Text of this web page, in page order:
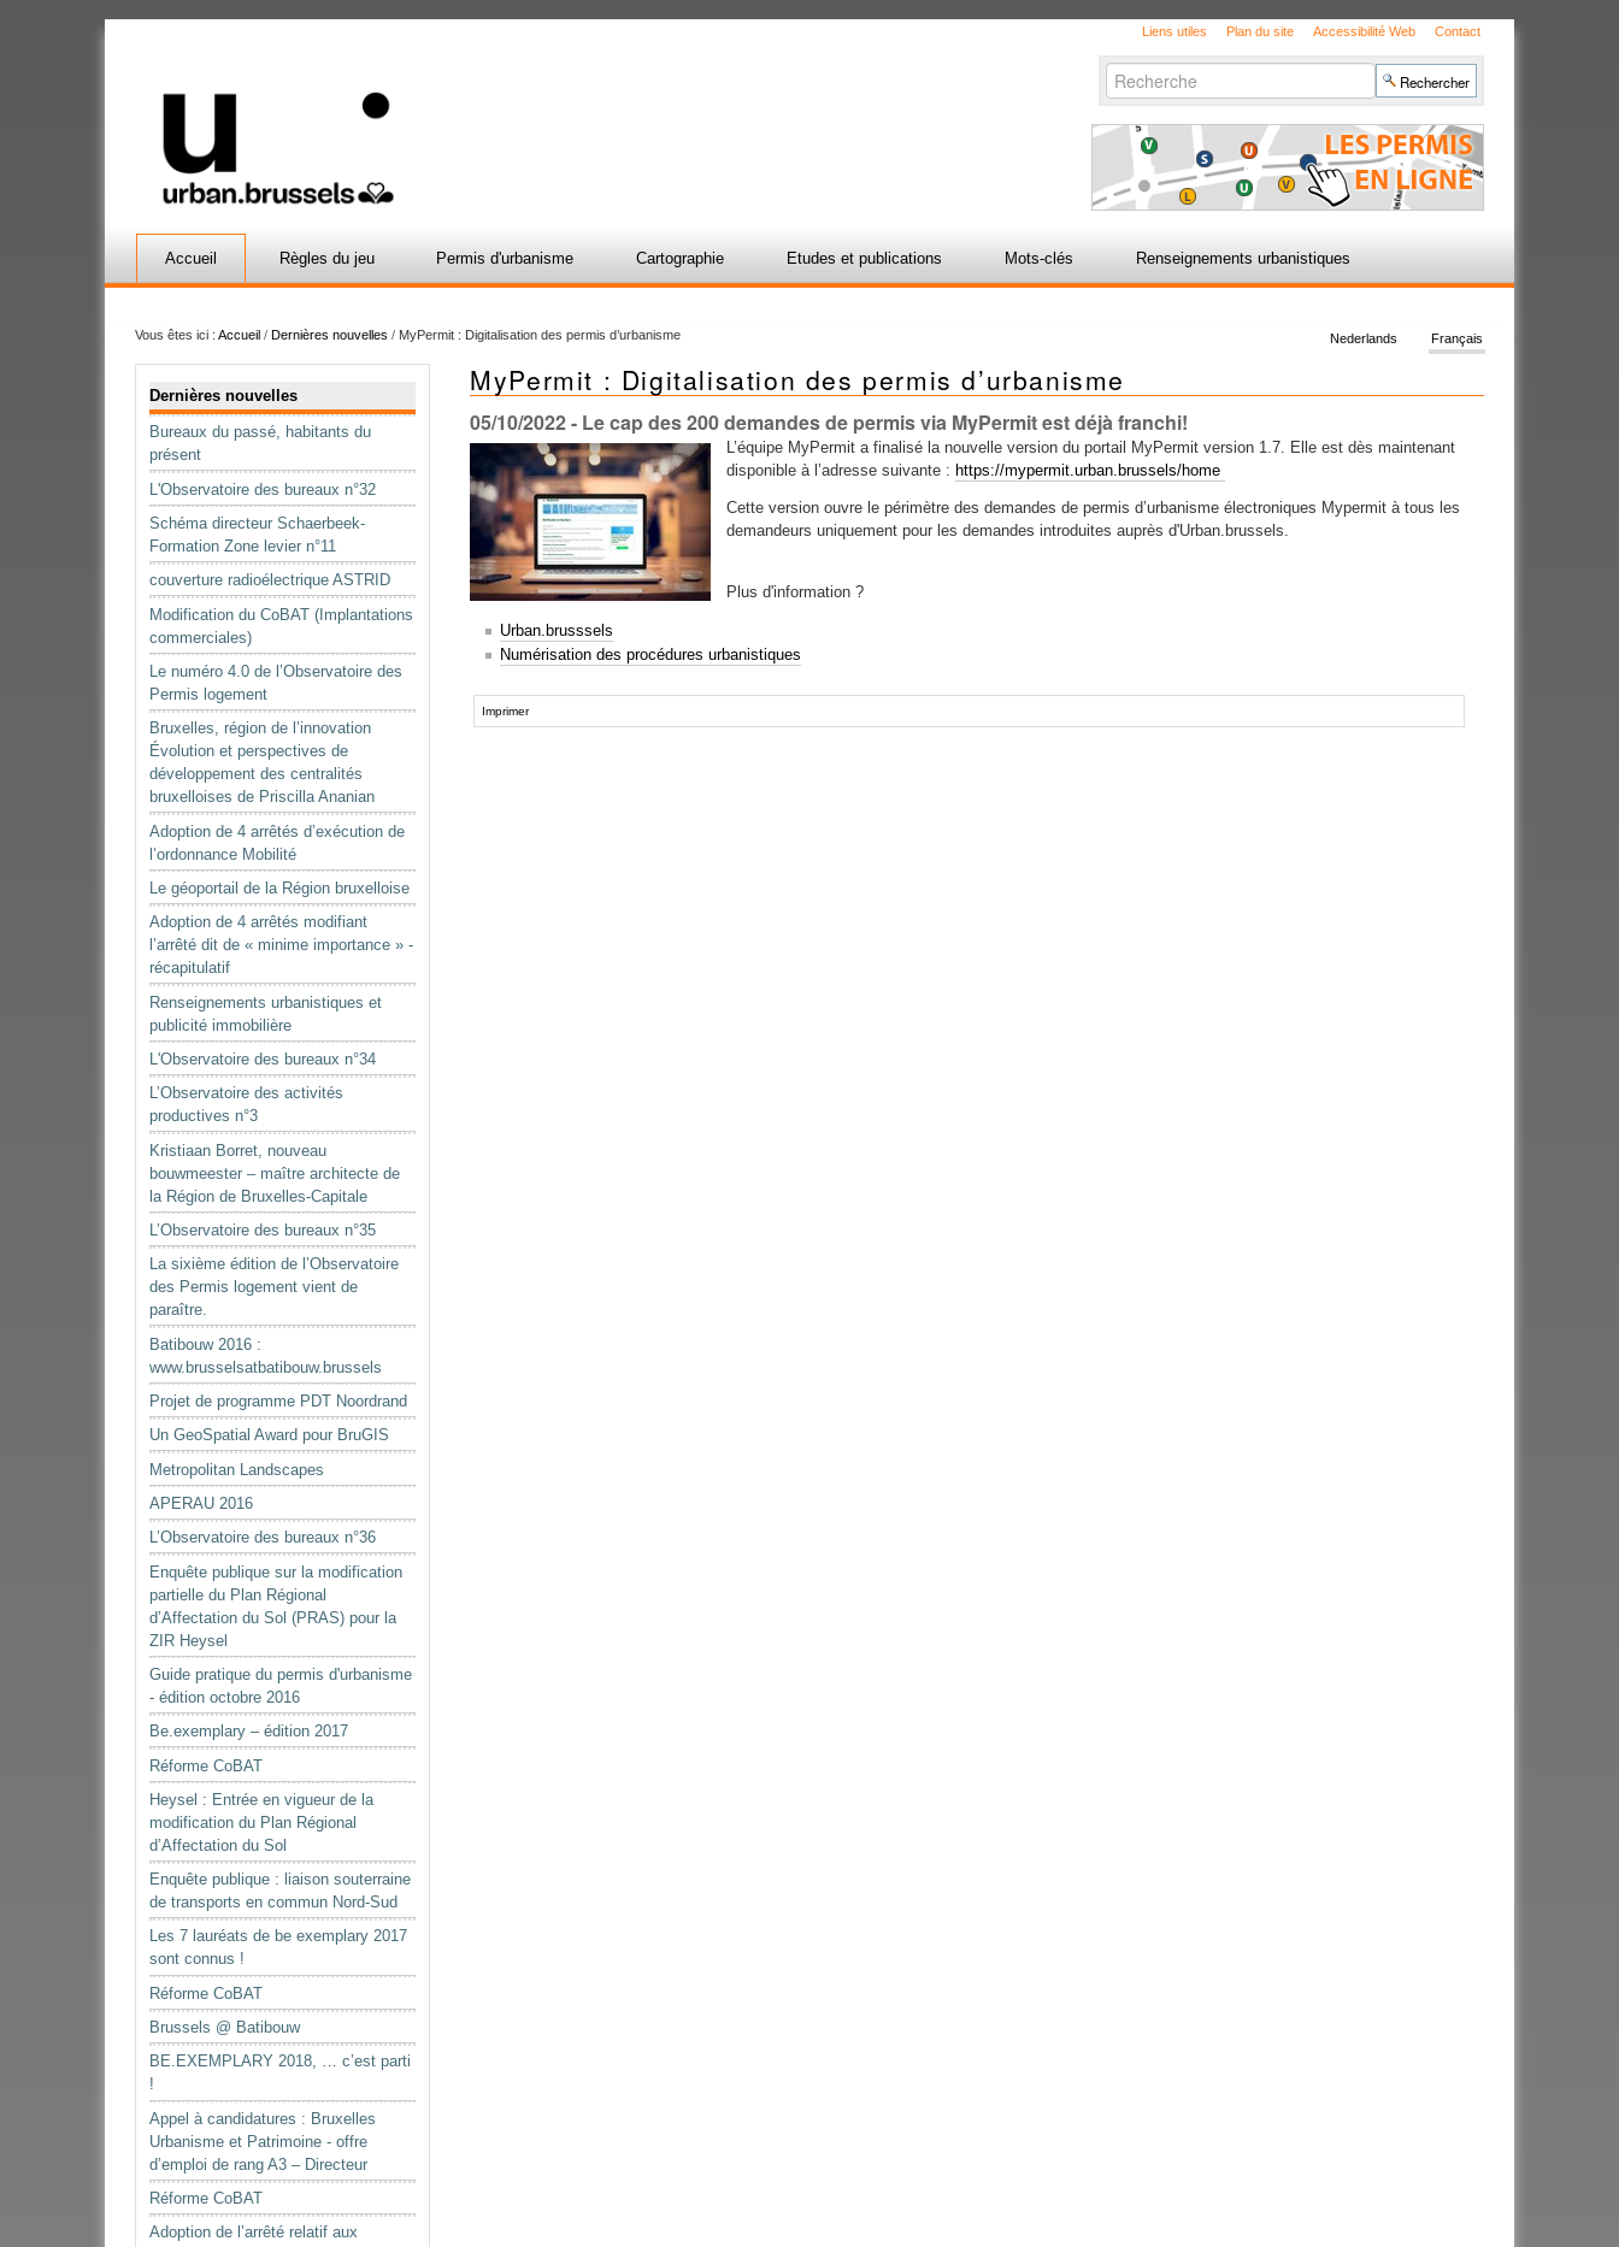
Liens utiles Plan du site Accessibilité Web Contact
Chercher par
avancée…
Accueil Règles du jeu Permis d'urbanisme Cartographie Etudes et publications Mots-clés Renseignements urbanistiques
Vous êtes ici : Accueil / Dernières nouvelles / MyPermit : Digitalisation des permis d’urbanisme Français
Nederlands
Dernières nouvelles
Bureaux du passé, habitants du
présent
L'Observatoire des bureaux n°32
Schéma directeur Schaerbeek-
Formation Zone levier n°11
couverture radioélectrique ASTRID
Modification du CoBAT (Implantations
commerciales)
Le numéro 4.0 de l’Observatoire des
Permis logement
Bruxelles, région de l’innovation
Évolution et perspectives de
développement des centralités
bruxelloises de Priscilla Ananian
Adoption de 4 arrêtés d’exécution de
l’ordonnance Mobilité
Le géoportail de la Région bruxelloise
Adoption de 4 arrêtés modifiant
l’arrêté dit de « minime importance » -
récapitulatif
Renseignements urbanistiques et
publicité immobilière
L'Observatoire des bureaux n°34
L’Observatoire des activités
productives n°3
Kristiaan Borret, nouveau
bouwmeester – maître architecte de
la Région de Bruxelles-Capitale
L’Observatoire des bureaux n°35
La sixième édition de l’Observatoire
des Permis logement vient de
paraître.
Batibouw 2016 :
www.brusselsatbatibouw.brussels
Projet de programme PDT Noordrand
Un GeoSpatial Award pour BruGIS
Metropolitan Landscapes
APERAU 2016
L’Observatoire des bureaux n°36
Enquête publique sur la modification
partielle du Plan Régional
d’Affectation du Sol (PRAS) pour la
ZIR Heysel
Guide pratique du permis d'urbanisme
- édition octobre 2016
Be.exemplary – édition 2017
Réforme CoBAT
Heysel : Entrée en vigueur de la
modification du Plan Régional
d’Affectation du Sol
Enquête publique : liaison souterraine
de transports en commun Nord-Sud
Les 7 lauréats de be exemplary 2017
sont connus !
Réforme CoBAT
Brussels @ Batibouw
BE.EXEMPLARY 2018, … c’est parti
!
Appel à candidatures : Bruxelles
Urbanisme et Patrimoine - offre
d’emploi de rang A3 – Directeur
Réforme CoBAT
Adoption de l’arrêté relatif aux
MyPermit : Digitalisation des permis d’urbanisme
05/10/2022- Le cap des 200 demandes de permis via MyPermit est déjà franchi!
L’équipe MyPermit a finalisé la nouvelle version du portail MyPermit version 1.7. Elle est dès maintenant
disponible à l’adresse suivante : https://mypermit.urban.brussels/home
Cette version ouvre le périmètre des demandes de permis d’urbanisme électroniques Mypermit à tous les
demandeurs uniquement pour les demandes introduites auprès d'Urban.brussels.
Plus d'information ?
Urban.brusssels
Numérisation des procédures urbanistiques
surImprimer